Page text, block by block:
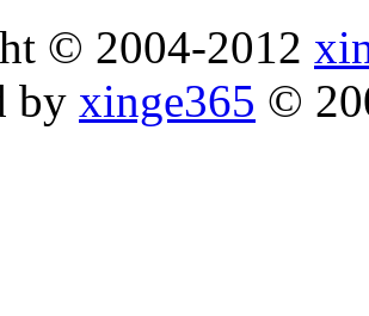
© 2004-2012
by xinge365 ©